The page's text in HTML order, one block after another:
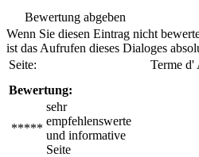
Bewertung abgeben
Wenn Sie diesen Eintrag nicht
ist das Aufrufen dieses Dialoges
Seite:
Terme d'
Bewertung:
*****
sehr
empfehlenswerte
und informative
Seite